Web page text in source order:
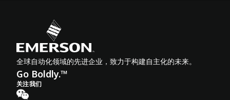
全球自动化领域的先进企业，致力于构建自主化的未来。
Go Boldly.™
关注我们